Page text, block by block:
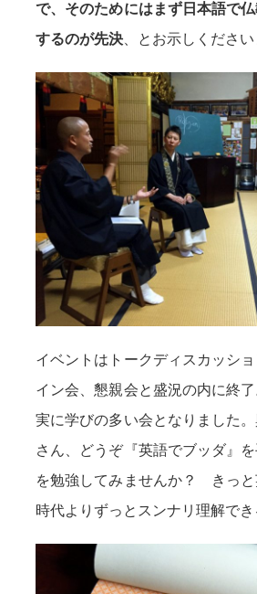
で、そのためにはまず日本語で
するのが先決 、とお示しください
イベントはトークディスカッシ
イン会、懇親会と盛況の内に終
実に学びの多い会となりました
さん、どうぞ『英語でブッダ』
を勉強してみませんか？ きっと
時代よりずっとスンナリ理解でき